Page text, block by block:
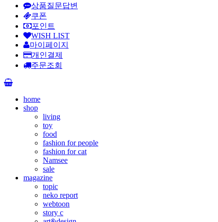
상품질문답변
쿠폰
포인트
WISH LIST
마이페이지
개인결제
주문조회
home
shop
living
toy
food
fashion for people
fashion for cat
Namsee
sale
magazine
topic
neko report
webtoon
story c